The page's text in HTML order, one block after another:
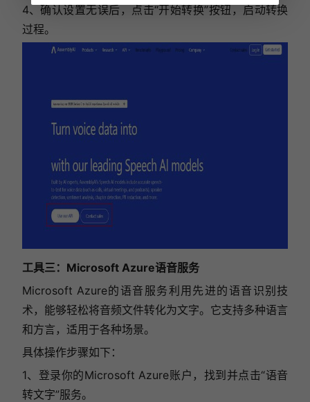
4、确认设置无误后，点击“开始转换”按钮，启动转换
过程。
工具三：Microsoft Azure语音服务
Microsoft Azure的语音服务利用先进的语音识别技
术，能够轻松将音频文件转化为文字。它支持多种语言
和方言，适用于各种场景。
具体操作步骤如下：
1、登录你的Microsoft Azure账户，找到并点击“语音
转文字”服务。